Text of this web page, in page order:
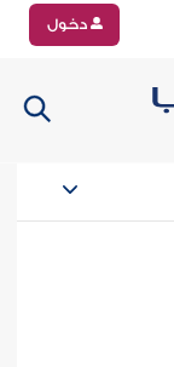
دخول